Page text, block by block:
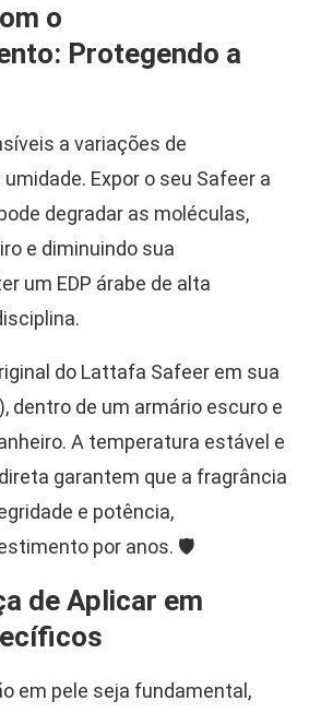
o
Protegendo a
a variações de
Expor o seu Safeer a
degradar as moléculas,
e diminuindo sua
um EDP árabe de alta
do Lattafa Safeer em sua
dentro de um armário escuro e
A temperatura estável e
garantem que a fragrância
e potência,
por anos. 🛡️
de Aplicar em
em pele seja fundamental,